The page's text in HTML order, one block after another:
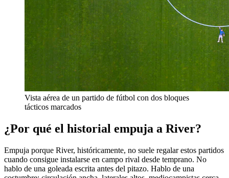
Vista aérea de un partido de fútbol con dos bloques
tácticos marcados
¿Por qué el historial empuja a River?
Empuja porque River, históricamente, no suele regalar estos partidos
cuando consigue instalarse en campo rival desde temprano. No
hablo de una goleada escrita antes del pitazo. Hablo de una